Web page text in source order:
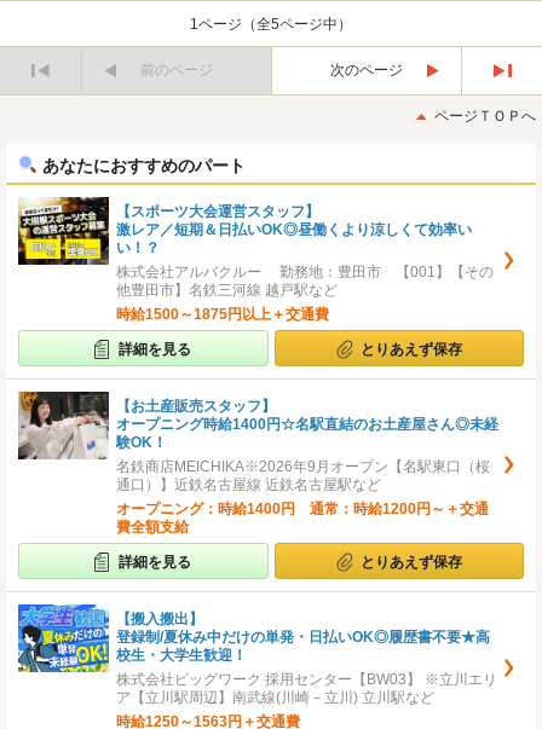
1ページ（全5ページ中）
前のページ
次のページ
後
ページＴＯＰへ
あなたにおすすめのパート
【スポーツ大会運営スタッフ】
激レア／短期＆日払いOK◎昼働くより涼しくて効率い
い！？
株式会社アルバクルー 勤務地：豊田市 【001】【その
他豊田市】名鉄三河線 越戸駅など
時給1500～1875円以上＋交通費
詳細を見る とりあえず保存
【お土産販売スタッフ】
オープニング時給1400円☆名駅直結のお土産屋さん◎未経
験OK！
名鉄商店MEICHIKA※2026年9月オープン【名駅東口（桜
通口）】近鉄名古屋線 近鉄名古屋駅など
オープニング：時給1400円 通常：時給1200円～＋交通
費全額支給
詳細を見る とりあえず保存
【搬入搬出】
登録制/夏休み中だけの単発・日払いOK◎履歴書不要★高
校生・大学生歓迎！
株式会社ビッグワーク 採用センター【BW03】 ※立川エリ
ア【立川駅周辺】南武線(川崎－立川) 立川駅など
時給1250～1563円＋交通費